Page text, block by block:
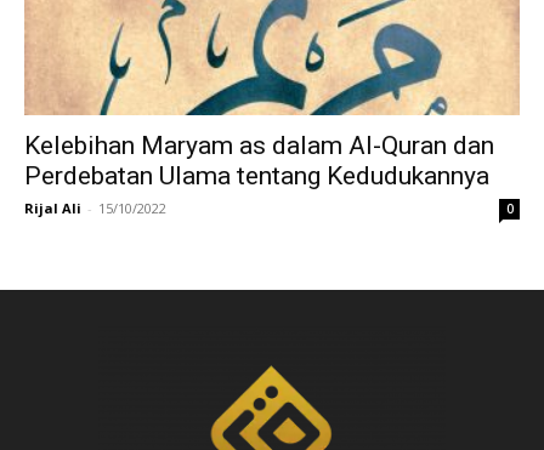
Kelebihan Maryam as dalam Al-Quran dan
Perdebatan Ulama tentang Kedudukannya
Rijal Ali - 15/10/2022 0